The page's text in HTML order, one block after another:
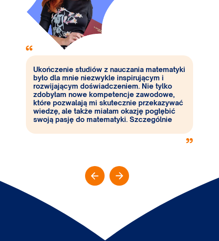
Ukończenie studiów z nauczania matematyki
było dla mnie niezwykle inspirującym i
rozwijającym doświadczeniem. Nie tylko
zdobyłam nowe kompetencje zawodowe,
które pozwalają mi skutecznie przekazywać
wiedzę, ale także miałam okazję pogłębić
swoją pasję do matematyki. Szczególnie
wyzwania w wieku 45 lat, co udowodniło mi,
realne zastosowanie w praktyce. Dzięki
zagadnieniom związanym z księgowością,
zarządzaniem nieruchomościami czy
finansami, uczniowie mogą zobaczyć, że
matematyka nie jest tylko teorią, ale pomaga
w codziennym życiu i pracy. Analiza
kosztów, oprocentowanie kredytów,
bilansowanie budżetu czy prognozowanie
wartości nieruchomości to tylko niektóre